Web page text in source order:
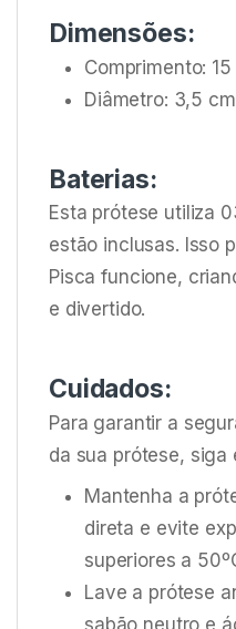
Dimensões:
Comprimento:
Diâmetro: 3,5
Baterias:
Esta prótese utiliza
estão inclusas. Isso
Pisca funcione,
e divertido.
Cuidados:
Para garantir a
da sua prótese, siga
Mantenha a
direta e evite
superiores a
Lave a prótese